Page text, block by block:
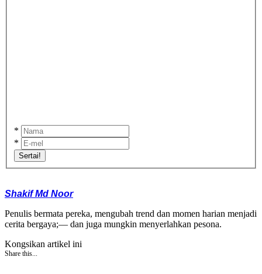
*
*
Sertai!
Shakif Md Noor
Penulis bermata pereka, mengubah trend dan momen harian menjadi
cerita bergaya;— dan juga mungkin menyerlahkan pesona.
Kongsikan artikel ini
Share this...